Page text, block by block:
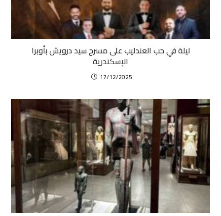
ليلة في حب العندليب على مسرح سيد درويش بأوبرا
الإسكندرية
17/12/2025